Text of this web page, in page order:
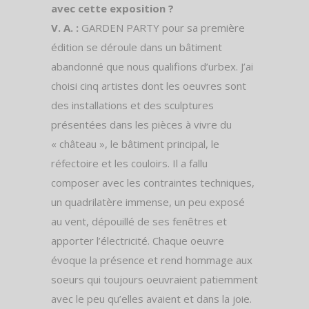
avec cette exposition ?
V. A. : GARDEN PARTY pour sa première
édition se déroule dans un bâtiment
abandonné que nous qualifions d’urbex. J’ai
choisi cinq artistes dont les oeuvres sont
des installations et des sculptures
présentées dans les pièces à vivre du
« château », le bâtiment principal, le
réfectoire et les couloirs. Il a fallu
composer avec les contraintes techniques,
un quadrilatère immense, un peu exposé
au vent, dépouillé de ses fenêtres et
apporter l’électricité. Chaque oeuvre
évoque la présence et rend hommage aux
soeurs qui toujours oeuvraient patiemment
avec le peu qu’elles avaient et dans la joie.